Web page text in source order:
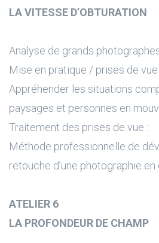
LA VITESSE D’OBTURATION
Analyse de grands
Mise en pratique / prises de vue
Appréhender les situations
paysages et personnes en
Traitement des prises de vue :
Méthode professionnelle de
retouche d’une photographie
ATELIER 6
LA PROFONDEUR DE CHAMP